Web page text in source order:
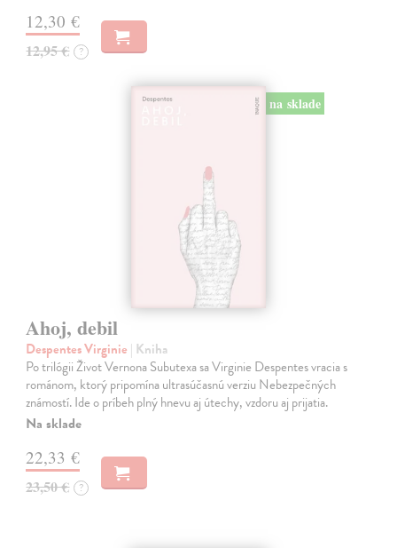
12,30 €
12,95 € ?
na sklade
Ahoj, debil
Despentes Virginie | Kniha
Po trilógii Život Vernona Subutexa sa Virginie Despentes vracia s
románom, ktorý pripomína ultrasúčasnú verziu Nebezpečných
známostí. Ide o príbeh plný hnevu aj útechy, vzdoru aj prijatia.
Na sklade
22,33 €
23,50 € ?